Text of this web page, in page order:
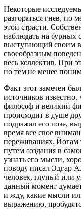
Некоторые
разгораться гнев, по
этой страсти.
наблюдать на бурных
выступающий своим
своеобразным
весь коллектив. При
но тем не менее
Факт этот замечен
источников
философ и великий
происходит в душе
подражал его позе,
время все свое
переживаниях. Йогам
путем создания в
узнать его мысли,
поводу писал Эдгар
человек, глупый или
данный момент
и жду, какие мысли
выражению,